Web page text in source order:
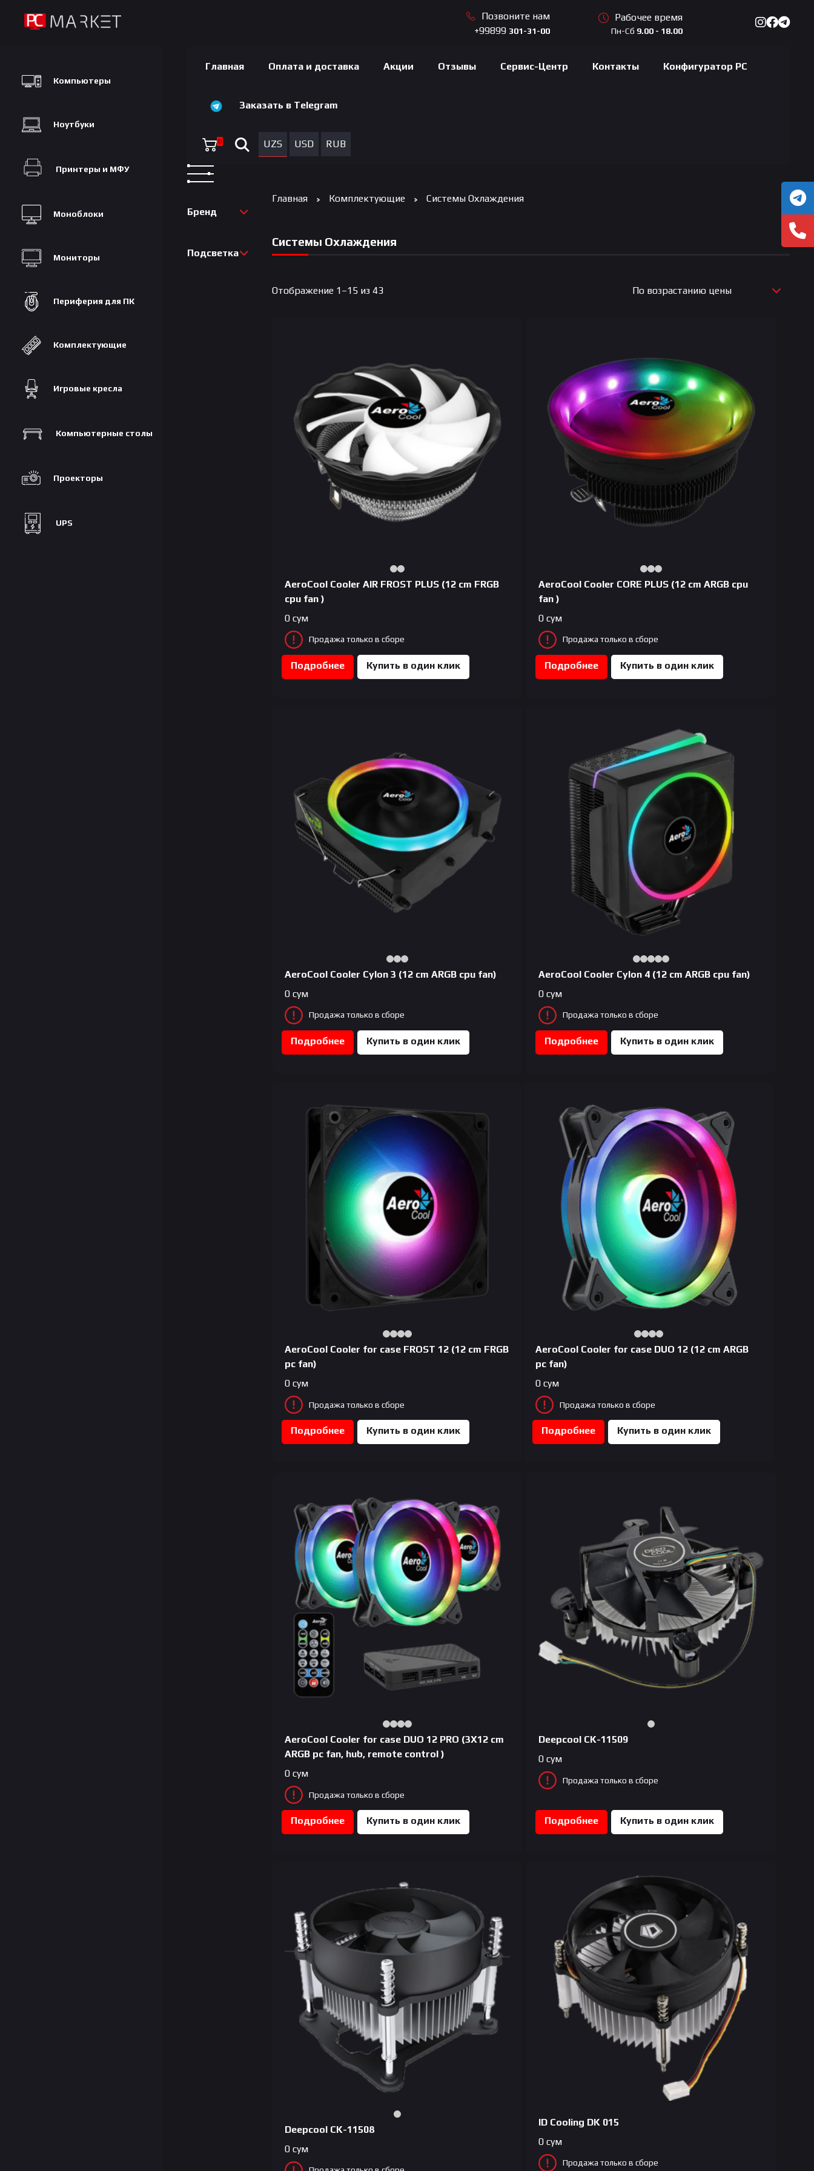
Позвоните нам
+99899 301-31-00
Рабочее время
Пн-Сб 9.00 - 18.00
Компьютеры
Ноутбуки
Принтеры и МФУ
Моноблоки
Мониторы
Периферия для ПК
Комплектующие
Игровые кресла
Компьютерные столы
Проекторы
UPS
Главная Оплата и доставка Акции Отзывы Сервис-Центр Контакты Конфигуратор PC
Заказать в Telegram
0 UZS USD RUB
Бренд
Подсветка
Главная Комплектующие Системы Охлаждения
Системы Охлаждения
Отображение 1–15 из 43Цены:
По возрастанию цены
По убыванию цены
AeroCool Сooler AIR FROST PLUS (12 cm FRGB
cpu fan )
0сум
Продажа только в сборе
Подробнее Купить в один клик
AeroCool Сooler CORE PLUS (12 cm ARGB cpu
fan )
0сум
Продажа только в сборе
Подробнее Купить в один клик
AeroCool Сooler Cylon 3 (12 cm ARGB cpu fan)
0сум
Продажа только в сборе
Подробнее Купить в один клик
AeroCool Сooler Cylon 4 (12 cm ARGB cpu fan)
0сум
Продажа только в сборе
Подробнее Купить в один клик
AeroCool Сooler for case FROST 12 (12 cm FRGB
pc fan)
0сум
Продажа только в сборе
Подробнее Купить в один клик
AeroCool Сooler for case DUO 12 (12 cm ARGB
pc fan)
0 сум
Продажа только в сборе
Подробнее Купить в один клик
AeroCool Сooler for case DUO 12 PRO (3X12 cm
ARGB pc fan, hub, remote control )
0сум
Продажа только в сборе
Подробнее Купить в один клик
Deepcool CK-11509
0сум
Продажа только в сборе
Подробнее Купить в один клик
Deepcool CK-11508
0сум
ID Cooling DK 015
0сум
Продажа только в сборе